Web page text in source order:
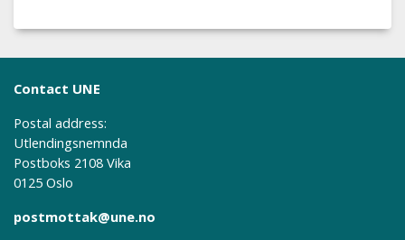
Contact UNE
Postal address:
Utlendingsnemnda
Postboks 2108 Vika
0125 Oslo
postmottak@une.no